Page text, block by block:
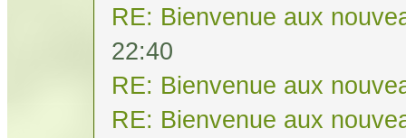
RE: Bienvenue aux
22:40
RE: Bienvenue aux
RE: Bienvenue aux